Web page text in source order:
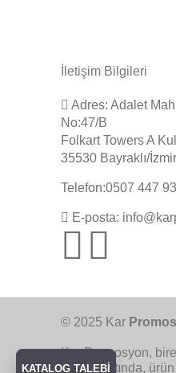
İletişim Bilgileri
Adres: Adalet
No:47/B
Folkart Towers A
35530 Bayraklı/İzmir
Telefon:0507 447
E-posta:
© 2025 Kar
Kar Promosyon,
çatımız altında,
KATALOG TALEBİ